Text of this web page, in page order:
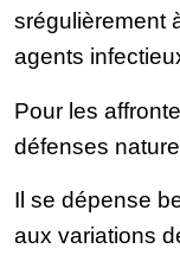
srégulièrement
agents
Pour les
défenses
Il se dépense
aux variations